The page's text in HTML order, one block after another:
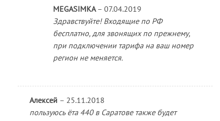
MEGASIMKA – 07.04.2019
Здравствуйте! Входящие по РФ
бесплатно, для звонящих по прежнему,
при подключении тарифа на ваш номер
регион не меняется.
Алексей – 25.11.2018
пользуюсь ёта 440 в Саратове также будет